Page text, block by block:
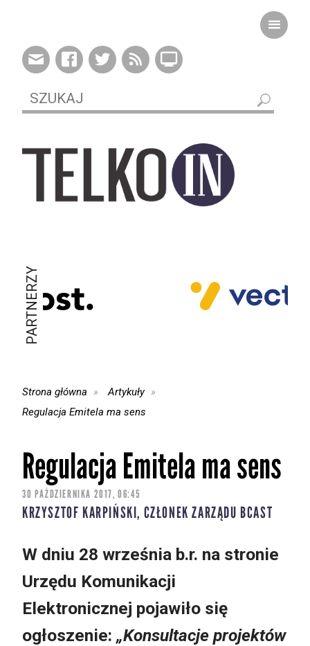
PARTNERZY
Strona główna
Artykuły
Regulacja Emitela ma sens
Regulacja Emitela ma sens
30 PAŹDZIERNIKA 2017, 06:45
KRZYSZTOF KARPIŃSKI, CZŁONEK ZARZĄDU BCAST
W dniu 28 września b.r. na stronie
Urzędu Komunikacji
Elektronicznej pojawiło się
ogłoszenie: „Konsultacje projektów